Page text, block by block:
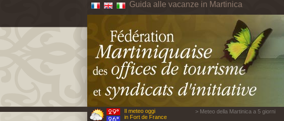
Guida alle vacanze in Martinica
Il meteo oggi
in Fort de France
> Meteo della Martinica a 5 giorni